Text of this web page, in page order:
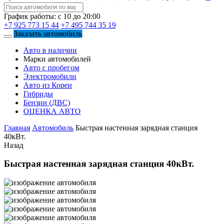
График работы: с 10 до 20:00
+7 925 773 15 44 +7 495 744 35 19
Заказать автомобиль
Авто в наличии
Марки автомобилей
Авто с пробегом
Электромобили
Авто из Кореи
Гибриды
Бензин (ДВС)
ОЦЕНКА АВТО
Главная Автомобиль Быстрая настенная зарядная станция
40кВт.
Назад
Быстрая настенная зарядная станция 40кВт.